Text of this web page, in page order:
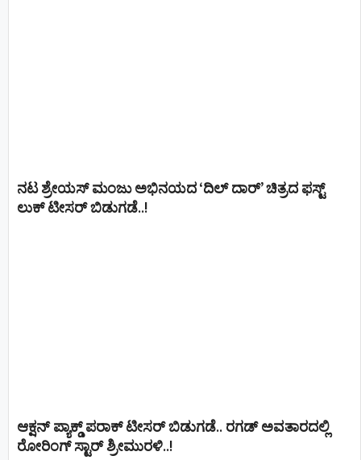
ನಟ ಶ್ರೇಯಸ್ ಮಂಜು ಅಭಿನಯದ ‘ದಿಲ್ ದಾರ್’ ಚಿತ್ರದ ಫಸ್ಟ್
ಲುಕ್ ಟೀಸರ್ ಬಿಡುಗಡೆ..!
ಆಕ್ಷನ್ ಪ್ಯಾಕ್ಡ್ ಪರಾಕ್ ಟೀಸರ್ ಬಿಡುಗಡೆ.. ರಗಡ್ ಅವತಾರದಲ್ಲಿ
ರೋರಿಂಗ್ ಸ್ಟಾರ್ ಶ್ರೀಮುರಳಿ..!